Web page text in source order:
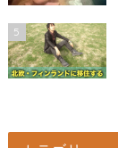
5